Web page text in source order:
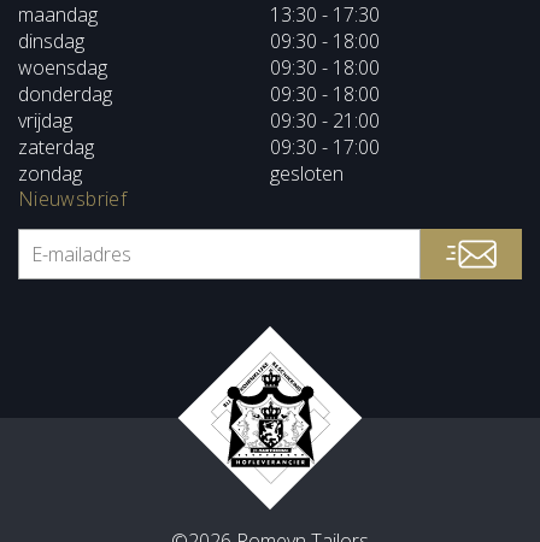
maandag
13:30 - 17:30
dinsdag
09:30 - 18:00
woensdag
09:30 - 18:00
donderdag
09:30 - 18:00
vrijdag
09:30 - 21:00
zaterdag
09:30 - 17:00
zondag
gesloten
Nieuwsbrief